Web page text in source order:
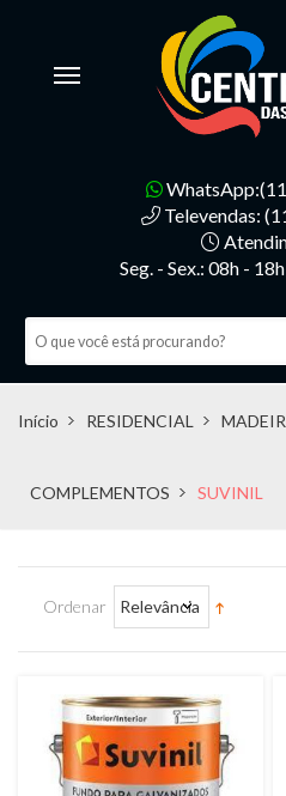
Televendas:
Seg. - Sex.: 08h -
Início RESIDENCIAL
COMPLEMENTOS SUVINIL
Ordenar Relevância